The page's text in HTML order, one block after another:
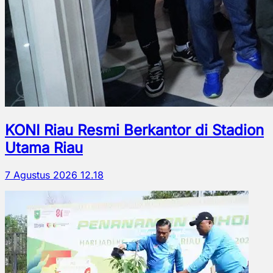
KONI Riau Resmi Berkantor di Stadion
Utama Riau
7 Agustus 2026 12.18